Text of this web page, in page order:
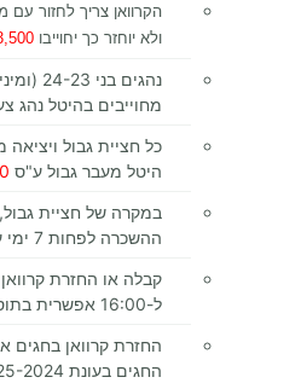
הקרוואן צריך לחזור עם
ולא יוחזר כך יחוייבו
מחוייבים בהיטל נהג
כל חציית גבול
היטל מעבר גבול ע"ס
במקרה של חציית
ההשכרה לפחות 7 ימי עסקים מראש.
ל-16:00 אפשרית בתוספת
החזרת קרוואן
החגים בעונת 2025-2024: